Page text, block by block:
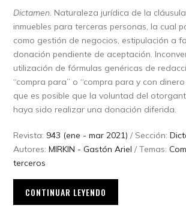
Dictamen. Naturaleza jurídica de la
inmuebles para terceras personas, la cual
como gestión de negocios, estipulación a
donación pendiente de aceptación.
utilización de fórmulas genéricas de
“compra para” o “compra para y con
que es posible que la voluntad del
haya sido realizar una donación diferida.
Revista: 943 (ene - mar 2021) / Sección:
Autores:MIRKIN - Gastón Ariel / Temas:
terceros
CONTINUAR LEYENDO